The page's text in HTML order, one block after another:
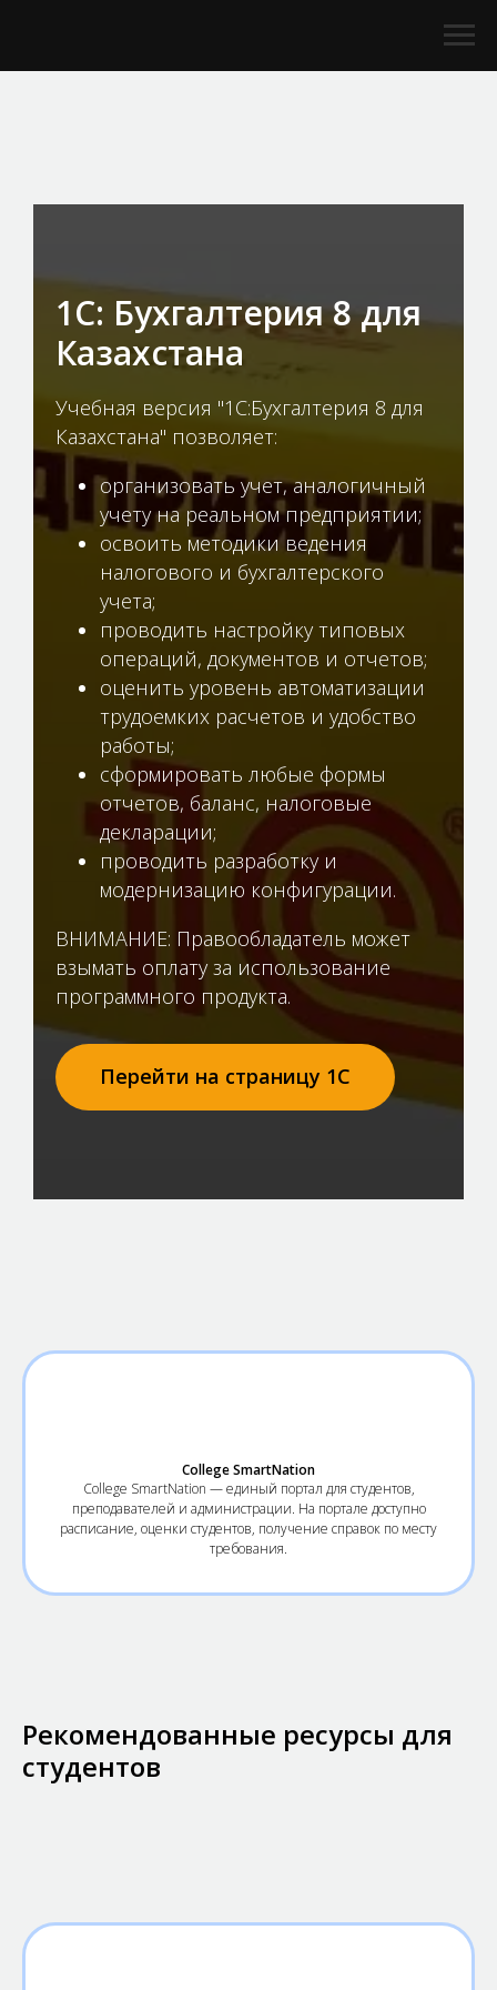
1С: Бухгалтерия 8 для
Казахстана
Учебная версия "1С:Бухгалтерия 8 для
Казахстана" позволяет:
организовать учет, аналогичный
учету на реальном предприятии;
освоить методики ведения
налогового и бухгалтерского
учета;
проводить настройку типовых
операций, документов и отчетов;
оценить уровень автоматизации
трудоемких расчетов и удобство
работы;
сформировать любые формы
отчетов, баланс, налоговые
декларации;
проводить разработку и
модернизацию конфигурации.
ВНИМАНИЕ: Правообладатель может
взымать оплату за использование
программного продукта.
Перейти на страницу 1С
College SmartNation
College SmartNation — единый портал для студентов,
преподавателей и администрации. На портале доступно
расписание, оценки студентов, получение справок по месту
требования.
Рекомендованные ресурсы для
студентов